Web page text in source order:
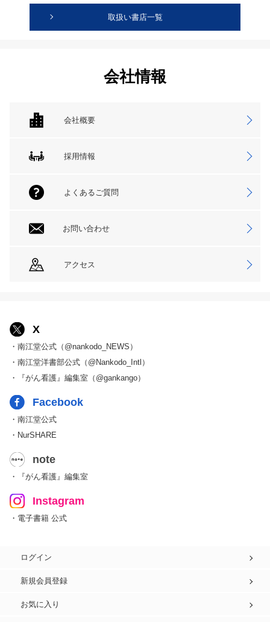
取扱い書店一覧
会社情報
会社概要
採用情報
よくあるご質問
お問い合わせ
アクセス
X
・南江堂公式（@nankodo_NEWS）
・南江堂洋書部公式（@Nankodo_Intl）
・『がん看護』編集室（@gankango）
Facebook
・南江堂公式
・NurSHARE
note
・『がん看護』編集室
Instagram
・電子書籍 公式
ログイン
新規会員登録
お気に入り